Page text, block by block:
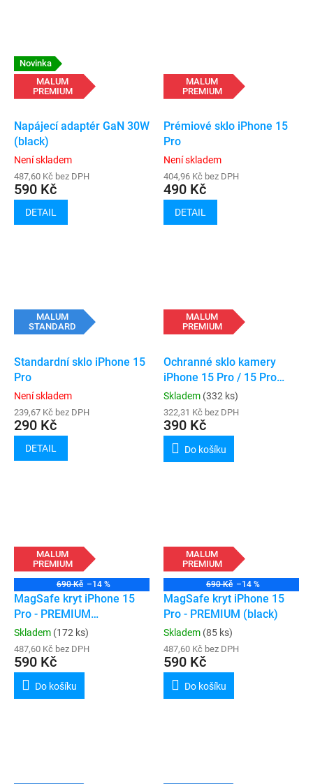
Novinka
MALUM
PREMIUM
Napájecí adaptér GaN 30W
(black)
Není skladem
487,60 Kč bez DPH
590 Kč
DETAIL
MALUM
PREMIUM
Prémiové sklo iPhone 15
Pro
Není skladem
404,96 Kč bez DPH
490 Kč
DETAIL
MALUM
STANDARD
Standardní sklo iPhone 15
Pro
Není skladem
239,67 Kč bez DPH
290 Kč
DETAIL
MALUM
PREMIUM
Ochranné sklo kamery
iPhone 15 Pro / 15 Pro
Max
Skladem (332 ks)
322,31 Kč bez DPH
390 Kč
Do košíku
MALUM
PREMIUM
690 Kč –14 %
MagSafe kryt iPhone 15
Pro - PREMIUM
(transparent)
Skladem (172 ks)
487,60 Kč bez DPH
590 Kč
Do košíku
MALUM
PREMIUM
690 Kč –14 %
MagSafe kryt iPhone 15
Pro - PREMIUM (black)
Skladem (85 ks)
487,60 Kč bez DPH
590 Kč
Do košíku